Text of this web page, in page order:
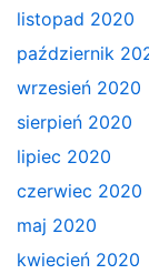
listopad 2020
październik
wrzesień 2020
sierpień 2020
lipiec 2020
czerwiec 2020
maj 2020
kwiecień 2020